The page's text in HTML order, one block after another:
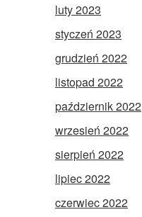
luty 2023
styczeń 2023
grudzień 2022
listopad 2022
październik 2022
wrzesień 2022
sierpień 2022
lipiec 2022
czerwiec 2022